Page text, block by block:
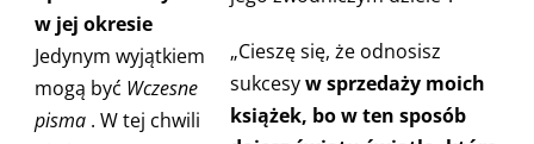
w jej okresie
Jedynym wyjątkiem
mogą być Wczesne
pisma. W tej chwili
„Cieszę się, że odnosisz
sukcesyw sprzedaży moich
książek, bo w ten sposób